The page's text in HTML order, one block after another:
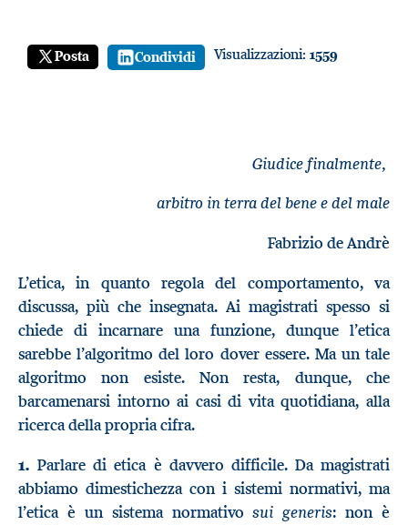
Posta Condividi Visualizzazioni: 1559
Giudice finalmente,
arbitro in terra del bene e del male
Fabrizio de Andrè
L’etica, in quanto regola del comportamento, va
discussa, più che insegnata. Ai magistrati spesso si
chiede di incarnare una funzione, dunque l’etica
sarebbe l’algoritmo del loro dover essere. Ma un tale
algoritmo non esiste. Non resta, dunque, che
barcamenarsi intorno ai casi di vita quotidiana, alla
ricerca della propria cifra.
1. Parlare di etica è davvero difficile. Da magistrati
abbiamo dimestichezza con i sistemi normativi, ma
l’etica è un sistema normativosui generis: non è